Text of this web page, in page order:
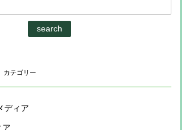
search
カテゴリー
ディア
ア